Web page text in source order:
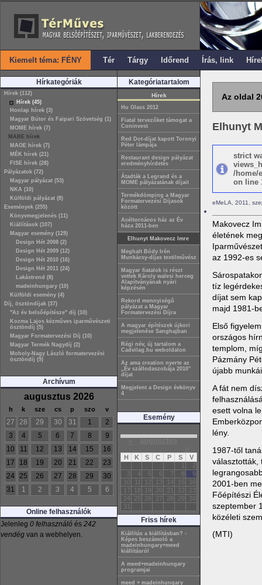
Kiemelt téma: FÉNY Tér Tárgy Időrend Írás, link
Hírkategóriák
Hírek (112)
Hírek (45)
Honlap hírek (3)
Magyar Bútor és Faipari Szövetség (1)
MOME hírek (7)
MABE hírek
MAOE hírek (7)
MÉK hírek (21)
FISE hírek (28)
Pályázatok (72)
Magyar pályázat (53)
NKA (10)
Külföldi pályázat (8)
Események (255)
Könyvmegjelenés (11)
Kiállítások (107)
Magyar esemény (129)
Design Hét 2008 (2)
Design Hét 2009 (12)
Design Hét 2010 (16)
Design Hét 2011 (24)
Lakástrend (8)
madeinhungary (10)
Külföldi esemény (4)
Díj, ösztöndíjak (37)
"Az év belsőépítésze" díj (10)
Kozma Lajos kézműves iparművészeti
ösztöndíj (5)
Magyar Formatervezési Díj (10)
Magyar Termék Nagydíj (2)
Moholy-Nagy László formatervezési
ösztöndíj (9)
Archívum
augusztus 2026
h k sze cs p szo v
27 28 29 30 31 1
2
3
4 5 6 7 8
9
10
11 12 13 14 15
16
17
18 19 20 21 22
23
24
25 26 27 28 29
30
31
1 2 3 4 5 6
Online felhasználók
Jelenleg 0 felhasználó és 242
vendég van a webhelyen.
Kategóriatartalom
Hírek
Hu Glass 2012
Fiatal tervezőket támogat a
Coninvest
Red Dot-díjat kapott Toronyi
Péter lámpája
Restaurant design pályázat
eredményhírdetés
Átadták a Legrand és a
MOME pályázatának díjait
Termékdömping a Magyar
Formatervezési Díjasok
között
Acéltornácos ház az Év
háza 2011-ben
Elhunyt Makovecz Imre
Meghalt Bódy Irén
Munkácsy-díjas textilművész
Magyar fiatalok is részt
vettek Károly walesi herceg
Alapítványának nyári
képzésén
Rekord mennyiségű
pályázat a Magyar
Formatervezési Díjra
A magyar építészek újkori
megjelenése Sanghajban
Régi név, új tartalom a
Cadvilag.hu weboldalon
Az ama creation nyerte az
„Év szállodaszobája 2010”
díjat
Megjelent a Design évkönyv
4
Esemény
« augusztus
H K S C P S
V
1
2
3
4 5 6 7 8
9
10
11 12 13 14 15
16
17
18 19 20 21 22
23
24
25 26 27 28 29
30
31
Friss hírek
Kiállítás a kiállításban? -
Képes beszámoló a
madeinhungary+meed
kiállításról
A meed+madeinhungary
programjai
meed + madeinhungary
Az oldal
Elhunyt
strict
/home/
on line
eMeLA, 2011,
Makovecz
életének
az 1992-es
tíz
díjat sem
majd 1981-
Első
országos
templom,
Pázmány
újabb
A fát nem
esett volna
lény.
1987-től
választották,
2001-ben
Főépítészi
szeptember
közéleti
(MTI)